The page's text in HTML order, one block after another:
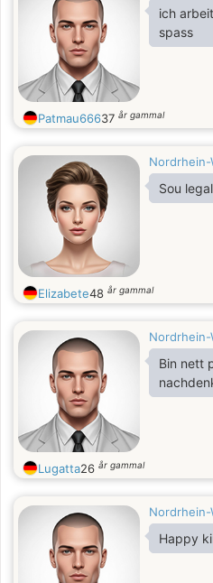
right
and
ich
spass
Patmau66637 år gammal
Nordrhein-
Sou
Elizabete48 år gammal
Nordrhein-
Bin nett
Lugatta26 år gammal
Nordrhein-
Happy